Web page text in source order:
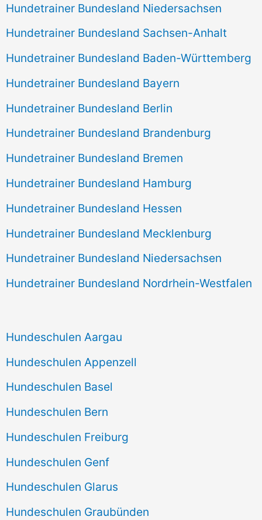
Hundetrainer Bundesland Niedersachsen
Hundetrainer Bundesland Sachsen-Anhalt
Hundetrainer Bundesland Baden-Württemberg
Hundetrainer Bundesland Bayern
Hundetrainer Bundesland Berlin
Hundetrainer Bundesland Brandenburg
Hundetrainer Bundesland Bremen
Hundetrainer Bundesland Hamburg
Hundetrainer Bundesland Hessen
Hundetrainer Bundesland Mecklenburg
Hundetrainer Bundesland Niedersachsen
Hundetrainer Bundesland Nordrhein-Westfalen
Hundeschulen Aargau
Hundeschulen Appenzell
Hundeschulen Basel
Hundeschulen Bern
Hundeschulen Freiburg
Hundeschulen Genf
Hundeschulen Glarus
Hundeschulen Graubünden